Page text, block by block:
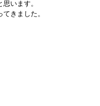
います。
きました。